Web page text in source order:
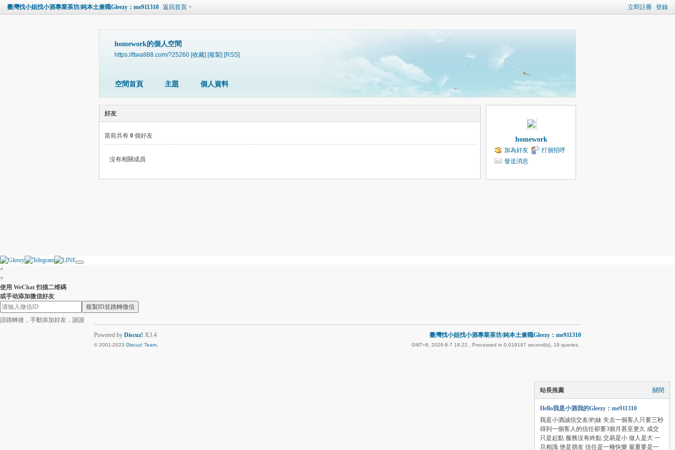
立即註冊 登錄
臺灣找小姐找小酒專業茶坊/純本土兼職Gleezy：me911310 返回首頁
homework的個人空間
https://ttwa888.com/?25260 [收藏] [複製] [RSS]
空間首頁 主題 個人資料
好友
當前共有 0 個好友
沒有相關成員
homework
加為好友
打個招呼
發送消息
關閉
站長推薦
Hello我是小酒我的Gleezy：me911310
我是小酒誠信交友/約妹 失去一個客人只要三秒
得到一個客人的信任卻要3個月甚至更久 成交
只是起點 服務沒有終點 交易是小 做人是大 一
旦相識 便是朋友 信任是一種快樂 最重要是一
×
×
使用 WeChat 扫描二维碼
或手动添加微信好友
複製ID並跳轉微信
請跳轉後，手動添加好友，謝謝
臺灣找小姐找小酒專業茶坊/純本土兼職Gleezy：me911310
GMT+8, 2026-8-7 18:22 , Processed in 0.019197 second(s), 19 queries .
Powered by Discuz! X3.4
© 2001-2023 Discuz! Team